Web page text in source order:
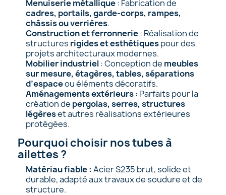
Menuiserie métallique: Fabrication de
cadres, portails, garde-corps, rampes,
châssis ou verrières.
Construction et ferronnerie: Réalisation de
structures rigides et esthétiquespour des
projets architecturaux modernes.
Mobilier industriel: Conception de meubles
sur mesure, étagères, tables, séparations
d’espaceou éléments décoratifs.
Aménagements extérieurs: Parfaits pour la
création de pergolas, serres, structures
légèreset autres réalisations extérieures
protégées.
Pourquoi choisir nos tubes à
ailettes ?
Matériau fiable : Acier S235 brut, solide et
durable, adapté aux travaux de soudure et de
structure.